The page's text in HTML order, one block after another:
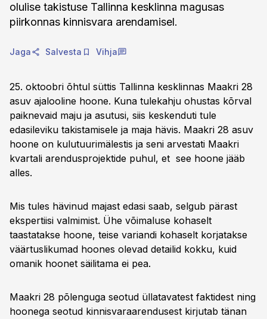
olulise takistuse Tallinna kesklinna magusas
piirkonnas kinnisvara arendamisel.
Jaga Salvesta Vihja
25. oktoobri õhtul süttis Tallinna kesklinnas Maakri 28
asuv ajalooline hoone. Kuna tulekahju ohustas kõrval
paiknevaid maju ja asutusi, siis keskenduti tule
edasileviku takistamisele ja maja hävis. Maakri 28 asuv
hoone on kulutuurimälestis ja seni arvestati Maakri
kvartali arendusprojektide puhul, et see hoone jääb
alles.
Mis tules hävinud majast edasi saab, selgub pärast
ekspertiisi valmimist. Ühe võimaluse kohaselt
taastatakse hoone, teise variandi kohaselt korjatakse
väärtuslikumad hoones olevad detailid kokku, kuid
omanik hoonet säilitama ei pea.
Maakri 28 põlenguga seotud üllatavatest faktidest ning
hoonega seotud kinnisvaraarendusest kirjutab tänan